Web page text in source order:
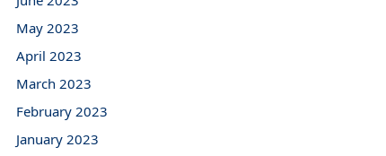
May 2023
April 2023
March 2023
February 2023
January 2023